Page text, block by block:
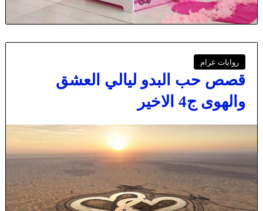
روايات غرام
قصص حب البدو ليالي العشق
والهوى ج4 الاخير